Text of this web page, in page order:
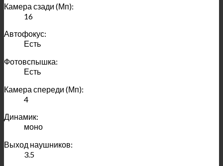
Камера сзади (Мп):
16
Автофокус:
Есть
Фотовспышка:
Есть
Камера спереди (Мп):
4
Динамик:
моно
Выход наушников:
3.5